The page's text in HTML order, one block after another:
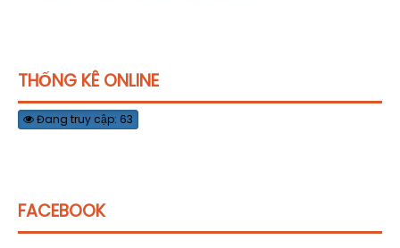
THỐNG KÊ ONLINE
Đang truy cập: 63
FACEBOOK